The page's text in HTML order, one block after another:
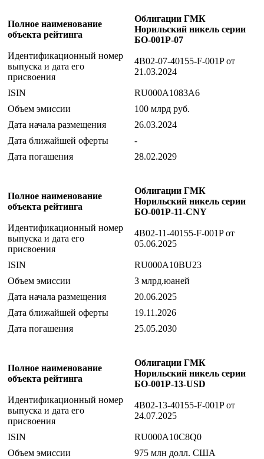
Полное наименование
объекта рейтинга
Облигации ГМК
Норильский никель серии
БО-001Р-07
Идентификационный номер
выпуска и дата его
присвоения
4B02-07-40155-F-001P от
21.03.2024
ISIN
RU000A1083A6
Объем эмиссии
100 млрд руб.
Дата начала размещения
26.03.2024
Дата ближайшей оферты
-
Дата погашения
28.02.2029
Полное наименование
объекта рейтинга
Облигации ГМК
Норильский никель серии
БО-001Р-11-CNY
Идентификационный номер
выпуска и дата его
присвоения
4B02-11-40155-F-001P от
05.06.2025
ISIN
RU000A10BU23
Объем эмиссии
3 млрд.юаней
Дата начала размещения
20.06.2025
Дата ближайшей оферты
19.11.2026
Дата погашения
25.05.2030
Полное наименование
объекта рейтинга
Облигации ГМК
Норильский никель серии
БО-001P-13-USD
Идентификационный номер
выпуска и дата его
присвоения
4B02-13-40155-F-001P от
24.07.2025
ISIN
RU000A10C8Q0
Объем эмиссии
975 млн долл. США